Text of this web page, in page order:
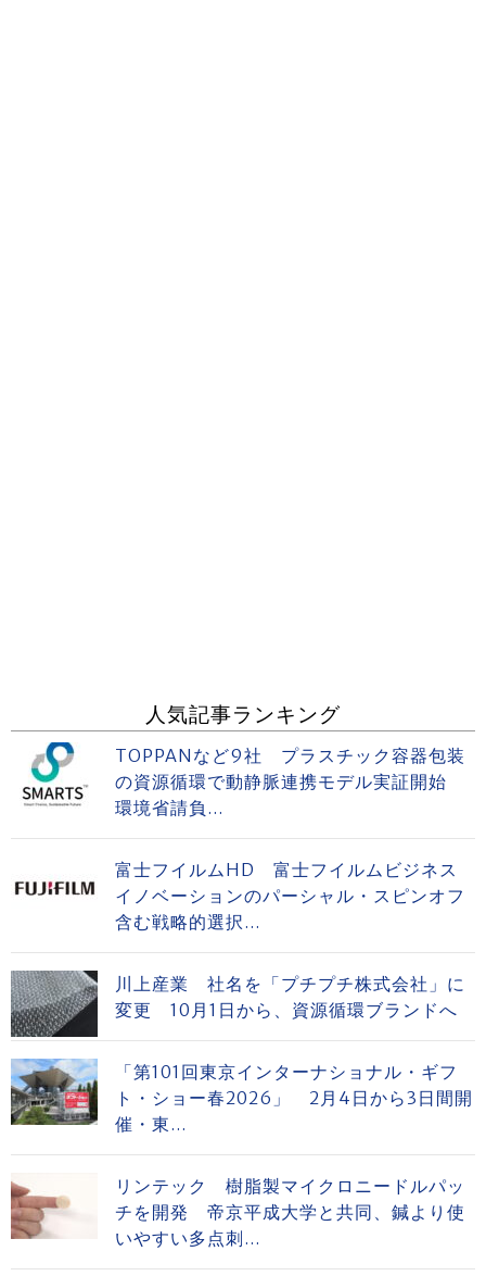
人気記事ランキング
TOPPANなど9社 プラスチック容器包装
の資源循環で動静脈連携モデル実証開始
環境省請負...
富士フイルムHD 富士フイルムビジネス
イノベーションのパーシャル・スピンオフ
含む戦略的選択...
川上産業 社名を「プチプチ株式会社」に
変更 10月1日から、資源循環ブランドへ
「第101回東京インターナショナル・ギフ
ト・ショー春2026」 2月4日から3日間開
催・東...
リンテック 樹脂製マイクロニードルパッ
チを開発 帝京平成大学と共同、鍼より使
いやすい多点刺...